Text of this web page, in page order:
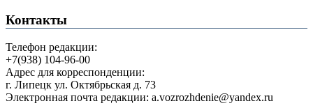
Контакты
Телефон редакции:
+7(938) 104-96-00
Адрес для корреспонденции:
г. Липецк ул. Октябрьская д. 73
Электронная почта редакции: a.vozrozhdenie@yandex.ru